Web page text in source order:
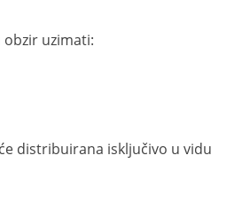
uzimati:
distribuirana isključivo u vidu